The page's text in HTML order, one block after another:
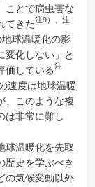
ことで病虫害な
てきた注9）、注
球温暖化の影
変化しない」と
価している注
速度は地球温暖
、このような複
は非常に難し
球温暖化を先取
歴史を学ぶべき
の気候変動以外